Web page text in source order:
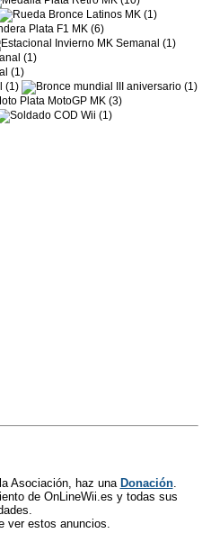
Asociación, haz una Donación.
de OnLineWii.es y todas sus
ver estos anuncios.